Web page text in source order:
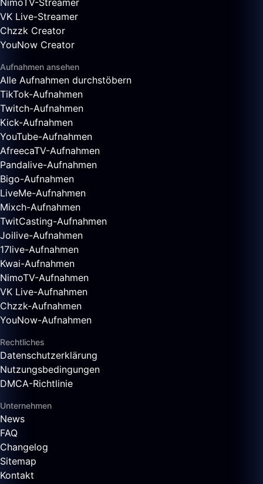
NimoTV-Streamer
VK Live-Streamer
Chzzk Creator
YouNow Creator
Aufnahmen ansehen
Alle Aufnahmen durchstöbern
TikTok-Aufnahmen
Twitch-Aufnahmen
Kick-Aufnahmen
YouTube-Aufnahmen
AfreecaTV-Aufnahmen
Pandalive-Aufnahmen
Bigo-Aufnahmen
LiveMe-Aufnahmen
Mixch-Aufnahmen
TwitCasting-Aufnahmen
Joilive-Aufnahmen
17live-Aufnahmen
Kwai-Aufnahmen
NimoTV-Aufnahmen
VK Live-Aufnahmen
Chzzk-Aufnahmen
YouNow-Aufnahmen
Rechtliches
Datenschutzerklärung
Nutzungsbedingungen
DMCA-Richtlinie
Unternehmen
News
FAQ
Changelog
Sitemap
Kontakt